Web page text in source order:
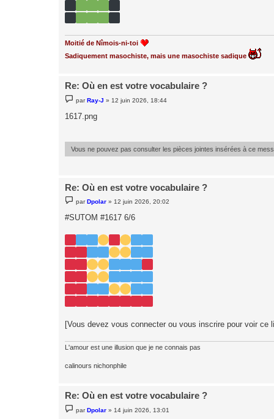
Moitié de Nîmois-ni-toi
Sadiquement masochiste, mais une masochiste sadique
Re: Où en est votre vocabulaire ?
e
s
s
e
parRay-J » 12 juin 2026, 18:44
1617.png
Vous ne pouvez pas consulter les pièces jointes insérées à ce
Re: Où en est votre vocabulaire ?
e
s
s
g
e
parDpolar »12 juin 2026, 20:02
#SUTOM #1617 6/6
[Vous devez vous connecter ou vous inscrire pour voir ce
L'amour est une illusion que je ne connais pas
calinours nichonphile
Re: Où en est votre vocabulaire ?
e
parDpolar » 14 juin 2026, 13:01